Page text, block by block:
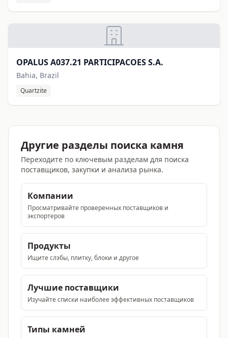
OPALUS A037.21 PARTICIPACOES S.A.
Bahia, Brazil
Quartzite
Другие разделы поиска камня
Переходите по ключевым разделам для поиска
поставщиков, закупки и анализа рынка.
Компании
Просматривайте проверенных поставщиков и
экспортеров
Продукты
Ищите слэбы, плитку, блоки и другое
Лучшие поставщики
Изучайте списки наиболее эффективных поставщиков
Типы камней